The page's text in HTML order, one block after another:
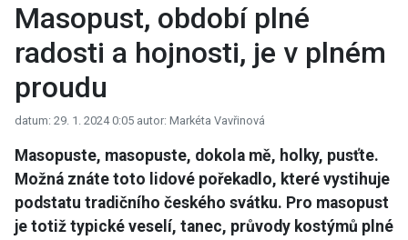
Masopust, období plné
radosti a hojnosti, je v plném
proudu
datum: 29. 1. 2024 0:05 autor: Markéta Vavřinová
Masopuste, masopuste, dokola mě, holky, pusťte.
Možná znáte toto lidové pořekadlo, které vystihuje
podstatu tradičního českého svátku. Pro masopust
je totiž typické veselí, tanec, průvody kostýmů plné